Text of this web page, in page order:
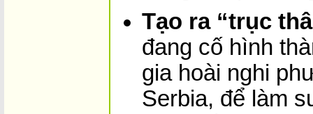
Tạo ra “trục
đang cố hình
gia hoài nghi
Serbia, để làm